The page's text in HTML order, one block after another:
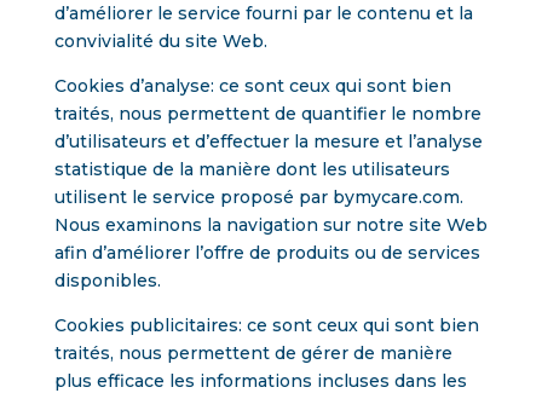
d’améliorer le service fourni par le contenu et la
convivialité du site Web.
Cookies d’analyse: ce sont ceux qui sont bien
traités, nous permettent de quantifier le nombre
d’utilisateurs et d’effectuer la mesure et l’analyse
statistique de la manière dont les utilisateurs
utilisent le service proposé par bymycare.com.
Nous examinons la navigation sur notre site Web
afin d’améliorer l’offre de produits ou de services
disponibles.
Cookies publicitaires: ce sont ceux qui sont bien
traités, nous permettent de gérer de manière
plus efficace les informations incluses dans les